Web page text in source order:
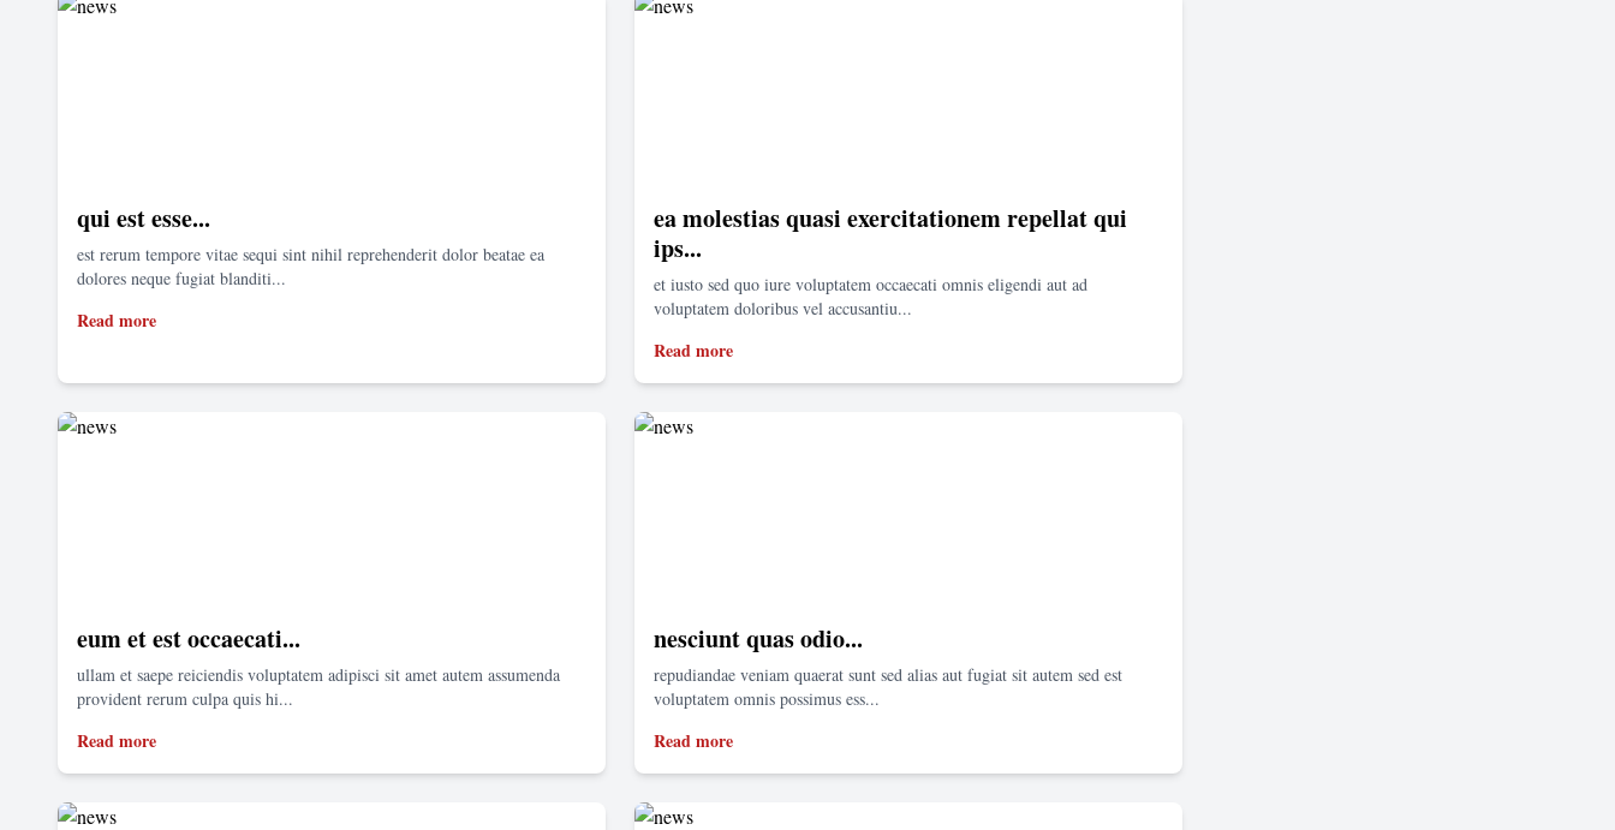
qui est esse...
est rerum tempore vitae sequi sint nihil reprehenderit dolor beatae ea
dolores neque fugiat blanditi...
Read more
ea molestias quasi exercitationem repellat qui
ips...
et iusto sed quo iure voluptatem occaecati omnis eligendi aut ad
voluptatem doloribus vel accusantiu...
Read more
eum et est occaecati...
ullam et saepe reiciendis voluptatem adipisci sit amet autem assumenda
provident rerum culpa quis hi...
Read more
nesciunt quas odio...
repudiandae veniam quaerat sunt sed alias aut fugiat sit autem sed est
voluptatem omnis possimus ess...
Read more